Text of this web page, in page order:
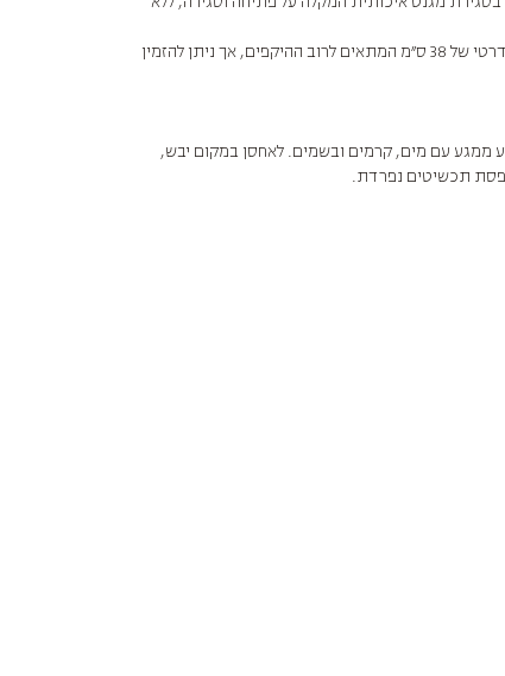
התאמה אישית - אורך סטנדרטי של 38 ס״מ המתאים לרוב ההיקפים, אך ניתן להזמין
ממגע עם מים, קרמים ובשמים. לאחסן במקום יבש,
תכשיטים נפרדת.